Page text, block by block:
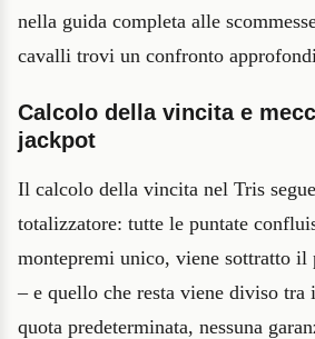
nella guida completa alle
cavalli trovi un confronto
Calcolo della vincita e
jackpot
Il calcolo della vincita nel Tris
totalizzatore: tutte le puntate
montepremi unico, viene sottratto il
– e quello che resta viene diviso tra
quota predeterminata, nessuna